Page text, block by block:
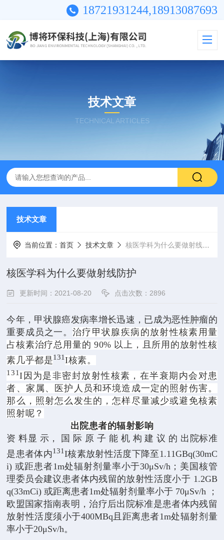
18721931244,18913087693
技术文章
TECHNICAL ARTICLES
技术文章
当前位置：首页 技术文章 核医学科为什么要做射线防护
核医学科为什么要做射线防护
更新时间：2021-08-20 点击次数：2896
今年，甲状腺癌发病率增长迅速，已成为恶性肿瘤的
重要成员之一。治疗甲状腺疾病的放射性核素用量
占核素治疗总用量的 90% 以上，且所用的放射性核
素几乎都是131I核素。
131I因为是非密封放射性核素，在半衰期内会对患
者、家属、医护人员和环境造成一定的照射伤害。
那么，照射怎么发生的，怎样尽量减少或避免核素
照射呢？
出院患者的辐射影响
资 料显 示， 国 际 原 子 能 机 构 建 议 的 出院标准
是患者体内131I核素放射性活度下降至1.11GBq(30mC
i) 或距患者1m处辐射剂量率小于30μSv/h；美国核管
理委员会建议患者体内残留的放射性活度小于 1.2GB
q(33mCi) 或距离患者1m处辐射剂量率小于 70μSv/h ；
欧盟国家指南表明，治疗后出院标准是患者体内残留
放射性活度须小于400MBq且距离患者1m处辐射剂量
率小于20μSv/h。